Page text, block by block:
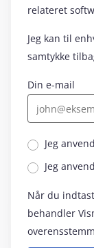
relateret
Jeg kan til
samtykke
Din e-mail
Jeg
Jeg
Når du
behandler